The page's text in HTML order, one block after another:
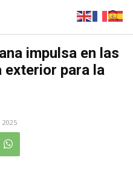
impulsa en las
exterior para la
2025